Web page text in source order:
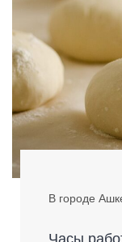
В городе
Часы